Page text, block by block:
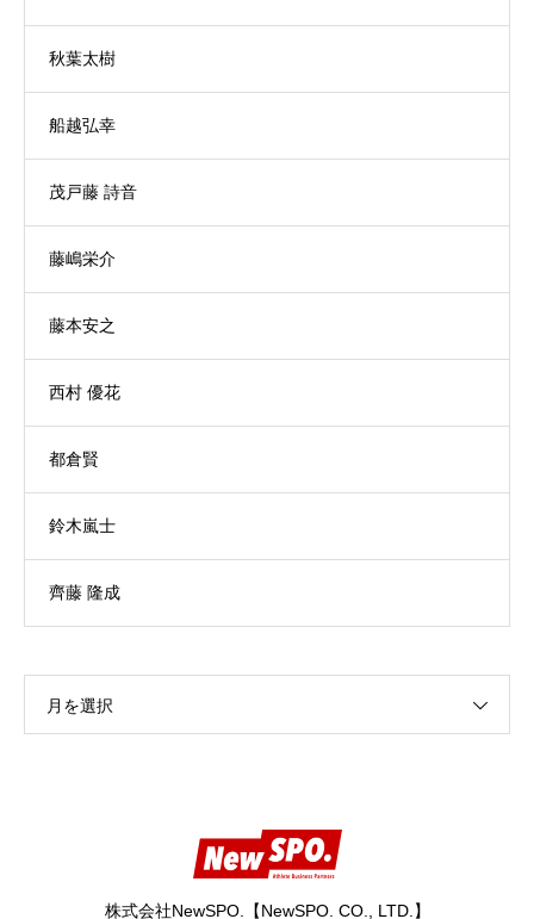
秋葉太樹
船越弘幸
茂戸藤 詩音
藤嶋栄介
藤本安之
西村 優花
都倉賢
鈴木嵐士
齊藤 隆成
月を選択
株式会社NewSPO.【NewSPO. CO., LTD.】